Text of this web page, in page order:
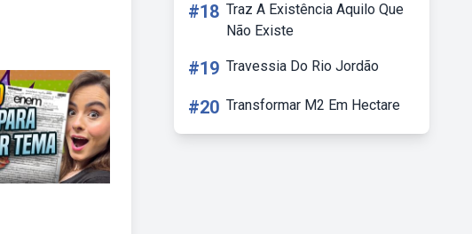
#18 Traz A Existência Aquilo Que
Não Existe
#19 Travessia Do Rio Jordão
#20 Transformar M2 Em Hectare